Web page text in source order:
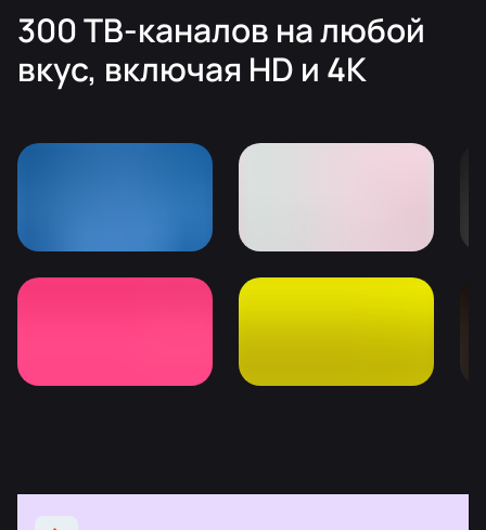
300 ТВ-каналов на любой
вкуc, включая HD и 4K